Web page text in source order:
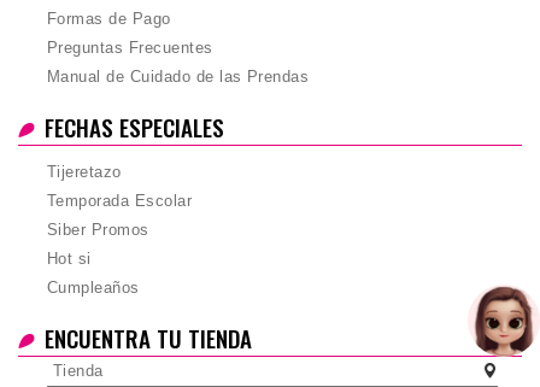
Formas de Pago
Preguntas Frecuentes
Manual de Cuidado de las Prendas
FECHAS ESPECIALES
Tijeretazo
Temporada Escolar
Siber Promos
Hot si
Cumpleaños
ENCUENTRA TU TIENDA
Tienda